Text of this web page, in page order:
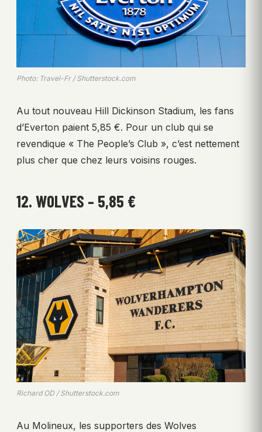
Photo: Travel-Fr / Shutterstock.com
Au tout nouveau Hill Dickinson Stadium, les fans
d’Everton paient 5,85 €. Pour un club qui se
revendique « The People’s Club », c’est nettement
plus cher que chez leurs voisins rouges.
12. WOLVES – 5,85 €
Richard OD / Shutterstock.com
Au Molineux, les supporters des Wolves